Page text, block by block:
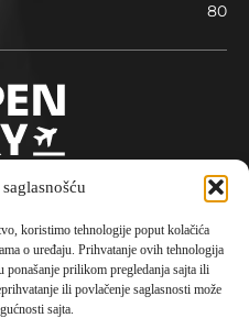
koristimo tehnologije poput kolačića
o uređaju. Prihvatanje ovih tehnologija
ponašanje prilikom pregledanja sajta ili
ili povlačenje saglasnosti može
sajta.
80
2023. godine sa
informacije, putovanja,